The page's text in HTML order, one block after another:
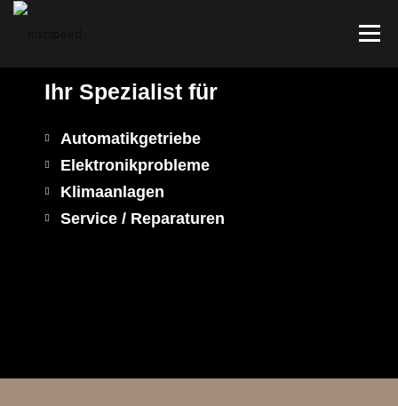
Menu
HOME KONTAKT ÖFFNUNGSZEITEN
Ihr Spezialist für
Automatikgetriebe
Elektronikprobleme
Klimaanlagen
Service / Reparaturen